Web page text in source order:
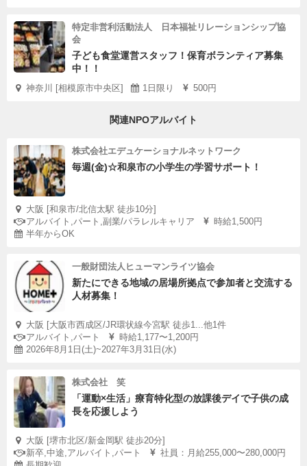
特定非営利活動法人 日本福祉リレーションシップ協
会
子ども食堂運営スタッフ！保育ボランティア募集
中！！
神奈川 [相模原市中央区] 1日限り 500円
関連NPOアルバイト
株式会社エデュケーショナルネットワーク
毎週(金)☆和泉市の小学生の学習サポート！
大阪 [和泉市/北信太駅 徒歩10分]
アルバイト,パート,副業/パラレルキャリア
時給1,500円
半年からOK
一般財団法人ヒューマンライツ協会
新たにできる地域の居場所拠点で参加者と交流する
人材募集！
大阪 [大阪市西成区/JR環状線今宮駅 徒歩1...他1件
アルバイト,パート
時給1,177〜1,200円
2026年8月1日(土)~2027年3月31日(水)
株式会社 笑
「運動×生活」療育特化型の放課後デイで子供の成
長を応援しよう
大阪 [堺市北区/新金岡駅 徒歩20分]
新卒,中途,アルバイト,パート
社員：月給255,000〜280,000円